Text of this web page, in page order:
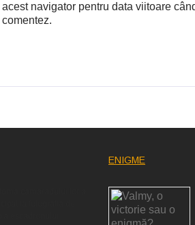
acest navigator pentru data viitoare
comentez.
ENIGME